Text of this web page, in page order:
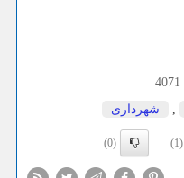
4071
, شهرداری
(1)
(0)